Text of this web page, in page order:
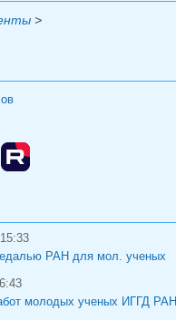
>
РАН для мол. ученых
молодых ученых ИГГД РАН